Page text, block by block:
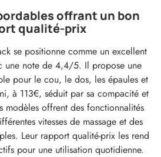
offrant un bon
qualité-prix
se positionne comme un excellent
une note de 4,4/5. Il propose une
pour le cou, le dos, les épaules et
à 113€, séduit par sa compacité et
offrent des fonctionnalités
vitesses de massage et des
Leur rapport qualité-prix les rend
pour une utilisation quotidienne.